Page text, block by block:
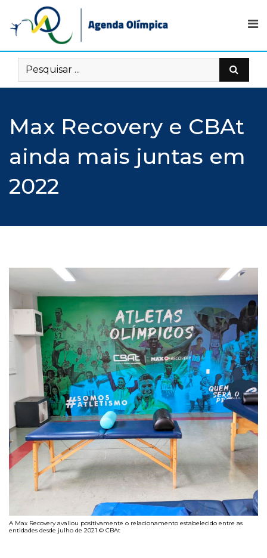
content
Max Recovery e CBAt
ainda mais juntas em
2022
A Max Recovery avaliou positivamente o relacionamento estabelecido entre as
entidades desde julho de 2021 © CBAt